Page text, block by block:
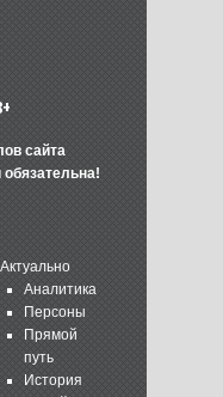
сайта
обязательна!
Актуально
Аналитика
Персоны
Прямой
путь
История